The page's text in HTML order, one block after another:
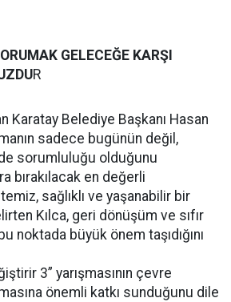
GELECEĞE KARŞI
R
Karatay Belediye Başkanı Hasan
sadece bugünün değil,
sorumluluğu olduğunu
bırakılacak en değerli
sağlıklı ve yaşanabilir bir
Kılca, geri dönüşüm ve sıfır
noktada büyük önem taşıdığını
3” yarışmasının çevre
önemli katkı sunduğunu dile